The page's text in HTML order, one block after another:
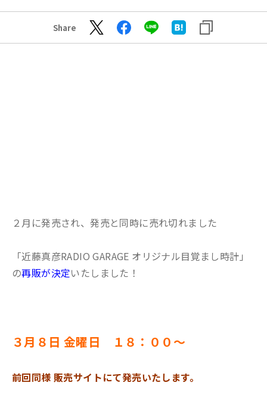
Share
２月に発売され、発売と同時に売れ切れました
「近藤真彦RADIO GARAGE オリジナル目覚まし時計」
の再販が決定いたしました！
３月８日 金曜日 １８：００～
前回同様 販売サイトにて発売いたします。